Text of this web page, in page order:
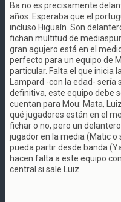
Ba no es precisamente
años. Esperaba que el
incluso Higuaín. Son
fichan multitud de
gran agujero está en el
perfecto para un equipo de
particular. Falta el que inicia
Lampard -con la edad-
definitiva, este equipo debe
cuentan para Mou: Mata,
qué jugadores están en el
fichar o no, pero un
jugador en la media (Matic o
pueda partir desde banda
hacen falta a este equipo
central si sale Luiz.